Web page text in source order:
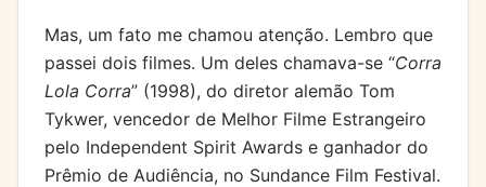
Mas, um fato me chamou atenção. Lembro que
passei dois filmes. Um deles chamava-se “Corra
Lola Corra” (1998), do diretor alemão Tom
Tykwer, vencedor de Melhor Filme Estrangeiro
pelo Independent Spirit Awards e ganhador do
Prêmio de Audiência, no Sundance Film Festival.